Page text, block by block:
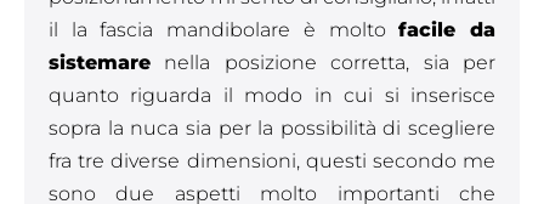
il la fascia mandibolare è moltofacile da
sistemare nella posizione corretta, sia per
quanto riguarda il modo in cui si inserisce
sopra la nuca sia per la possibilità di scegliere
fra tre diverse dimensioni, questi secondo me
sono due aspetti molto importanti che